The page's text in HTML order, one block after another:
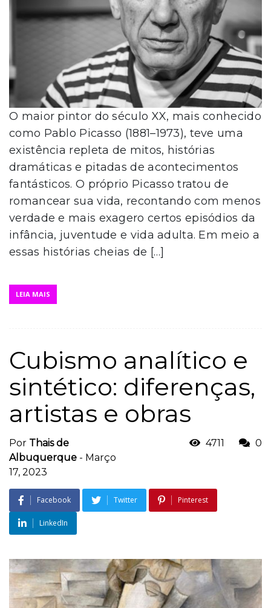
O maior pintor do século XX, mais conhecido
como Pablo Picasso (1881–1973), teve uma
existência repleta de mitos, histórias
dramáticas e pitadas de acontecimentos
fantásticos. O próprio Picasso tratou de
romancear sua vida, recontando com menos
verdade e mais exagero certos episódios da
infância, juventude e vida adulta. Em meio a
essas histórias cheias de […]
LEIA MAIS
Cubismo analítico e
sintético: diferenças,
artistas e obras
Por Thais de
Albuquerque - Março
17, 2023
4711 0
Facebook Twitter Pinterest
LinkedIn